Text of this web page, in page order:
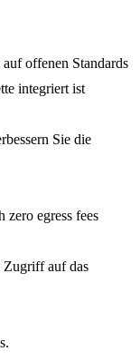
offenen Standards
integriert ist
Sie die
zero egress fees
Zugriff auf das